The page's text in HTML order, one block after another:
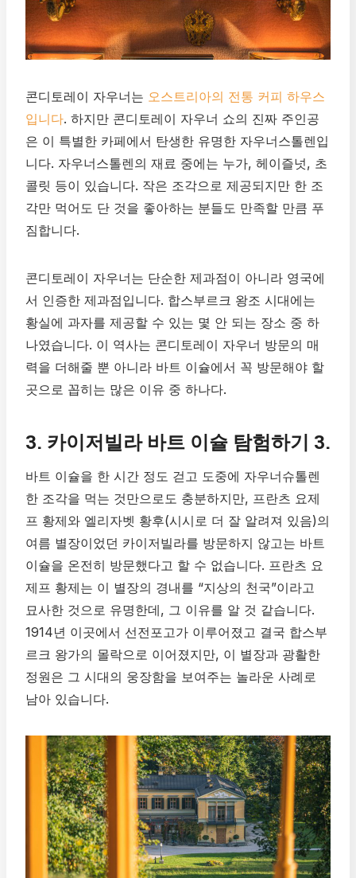
콘디토레이 자우너는 오스트리아의 전통 커피 하우스
입니다. 하지만 콘디토레이 자우너 쇼의 진짜 주인공
은 이 특별한 카페에서 탄생한 유명한 자우너스톨렌입
니다. 자우너스톨렌의 재료 중에는 누가, 헤이즐넛, 초
콜릿 등이 있습니다. 작은 조각으로 제공되지만 한 조
각만 먹어도 단 것을 좋아하는 분들도 만족할 만큼 푸
짐합니다.
콘디토레이 자우너는 단순한 제과점이 아니라 영국에
서 인증한 제과점입니다. 합스부르크 왕조 시대에는
황실에 과자를 제공할 수 있는 몇 안 되는 장소 중 하
나였습니다. 이 역사는 콘디토레이 자우너 방문의 매
력을 더해줄 뿐 아니라 바트 이슐에서 꼭 방문해야 할
곳으로 꼽히는 많은 이유 중 하나다.
3. 카이저빌라 바트 이슐 탐험하기 3.
바트 이슐을 한 시간 정도 걷고 도중에 자우너슈톨렌
한 조각을 먹는 것만으로도 충분하지만, 프란츠 요제
프 황제와 엘리자벳 황후(시시로 더 잘 알려져 있음)의
여름 별장이었던 카이저빌라를 방문하지 않고는 바트
이슐을 온전히 방문했다고 할 수 없습니다. 프란츠 요
제프 황제는 이 별장의 경내를 “지상의 천국”이라고
묘사한 것으로 유명한데, 그 이유를 알 것 같습니다.
1914년 이곳에서 선전포고가 이루어졌고 결국 합스부
르크 왕가의 몰락으로 이어졌지만, 이 별장과 광활한
정원은 그 시대의 웅장함을 보여주는 놀라운 사례로
남아 있습니다.